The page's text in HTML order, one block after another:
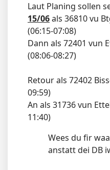
Laut Planing sollen
15/06als 36810 vu
(06:15-07:08)
Dann als 72401 vun
(08:06-08:27)
Retour als 72402
09:59)
An als 31736 vun
11:40)
Wees du fir
anstatt dei DB